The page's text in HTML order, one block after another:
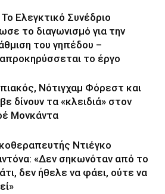
Ελεγκτικό Συνέδριο
το διαγωνισμό για την
του γηπέδου –
το έργο
Νότιγχαμ Φόρεστ και
δίνουν τα «κλειδιά» στον
Μονκάντα
Ντιέγκο
«Δεν σηκωνόταν από το
δεν ήθελε να φάει, ούτε να